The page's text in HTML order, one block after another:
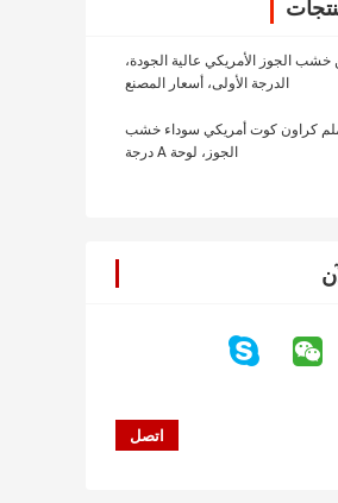
خشب الجوز الأمريكي عالية الجودة،
الدرجة الأولى، أسعار المصنع
كراون كوت أمريكي سوداء خشب
الجوز، لوحة A درجة